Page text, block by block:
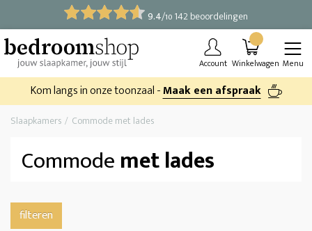
9.4/10 142 beoordelingen
Account Winkelwagen Menu
Kom langs in onze toonzaal -Maak een afspraak
Slaapkamers Commode met lades
Commodemet lades
filteren